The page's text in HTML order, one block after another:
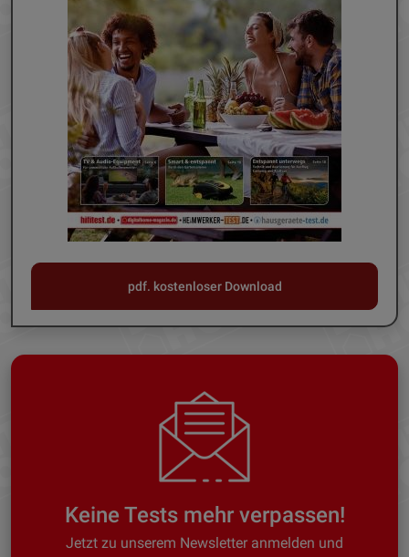
pdf. kostenloser Download
Keine Tests mehr verpassen!
Jetzt zu unserem Newsletter anmelden und